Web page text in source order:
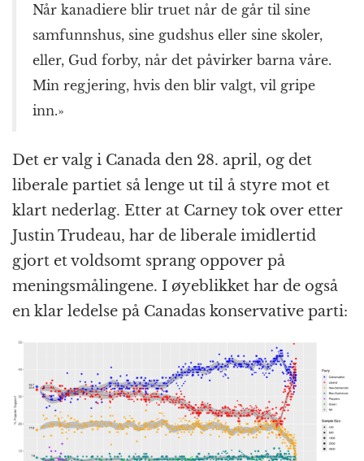
Når kanadiere blir truet når de går til sine
samfunnshus, sine gudshus eller sine skoler,
eller, Gud forby, når det påvirker barna våre.
Min regjering, hvis den blir valgt, vil gripe
inn.»
Det er valg i Canada den 28. april, og det
liberale partiet så lenge ut til å styre mot et
klart nederlag. Etter at Carney tok over etter
Justin Trudeau, har de liberale imidlertid
gjort et voldsomt sprang oppover på
meningsmålingene. I øyeblikket har de også
en klar ledelse på Canadas konservative parti: